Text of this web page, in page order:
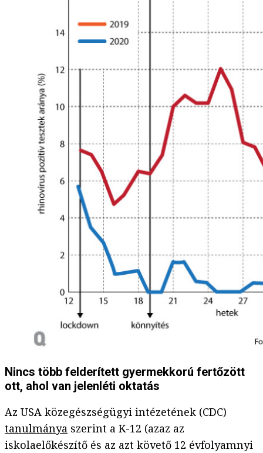
Nincs több felderített gyermekkorú fertőzött
ott, ahol van jelenléti oktatás
Az USA közegészségügyi intézetének (CDC)
tanulmánya szerint a K-12 (azaz az
iskolaelőkészítő és az azt követő 12 évfolyamnyi